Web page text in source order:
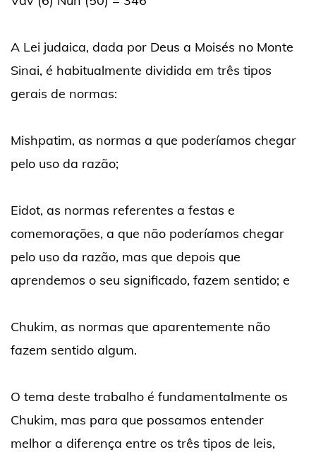
A Lei judaica, dada por Deus a Moisés no Monte
Sinai, é habitualmente dividida em três tipos
gerais de normas:
Mishpatim, as normas a que poderíamos chegar
pelo uso da razão;
Eidot, as normas referentes a festas e
comemorações, a que não poderíamos chegar
pelo uso da razão, mas que depois que
aprendemos o seu significado, fazem sentido; e
Chukim, as normas que aparentemente não
fazem sentido algum.
O tema deste trabalho é fundamentalmente os
Chukim, mas para que possamos entender
melhor a diferença entre os três tipos de leis,